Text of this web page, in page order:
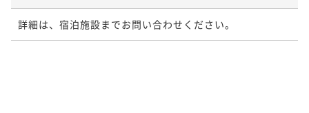
詳細は、宿泊施設までお問い合わせください。